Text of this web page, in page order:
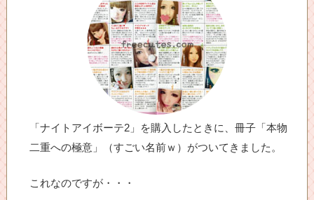
「ナイトアイボーテ2」を購入したときに、冊子「本物
二重への極意」（すごい名前ｗ）がついてきました。
これなのですが・・・